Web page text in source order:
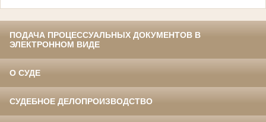
ПОДАЧА ПРОЦЕССУАЛЬНЫХ ДОКУМЕНТОВ В
ЭЛЕКТРОННОМ ВИДЕ
О СУДЕ
СУДЕБНОЕ ДЕЛОПРОИЗВОДСТВО